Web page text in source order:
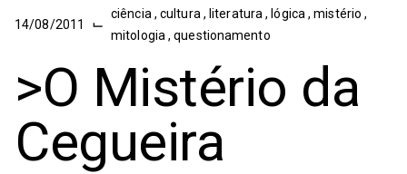
14/08/2011 ⌙
ciência ,cultura , literatura, lógica,mistério,
mitologia ,questionamento
>O Mistério da
Cegueira